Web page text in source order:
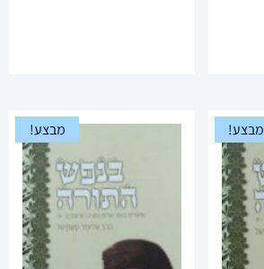
מבצע! מבצע!